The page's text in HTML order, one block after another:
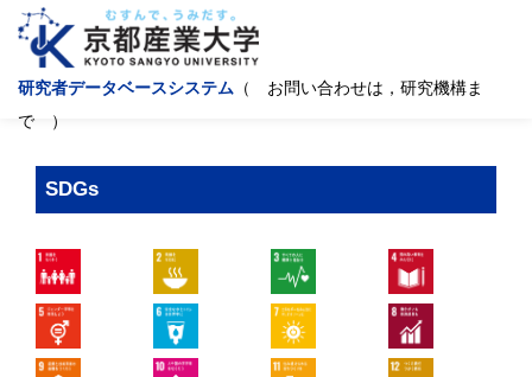
研究者データベースシステム （ お問い合わせは，研究機構ま
で ）
SDGs